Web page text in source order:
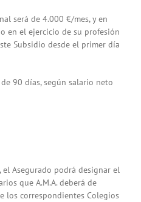
será de 4.000 €/mes, y en
en el ejercicio de su profesión
Subsidio desde el primer día
90 días, según salario neto
el Asegurado podrá designar el
que A.M.A. deberá de
los correspondientes Colegios